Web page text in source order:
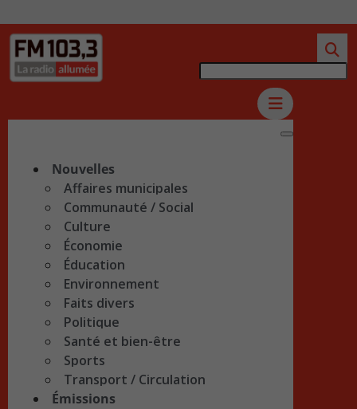
Nouvelles
Affaires municipales
Communauté / Social
Culture
Économie
Éducation
Environnement
Faits divers
Politique
Santé et bien-être
Sports
Transport / Circulation
Émissions